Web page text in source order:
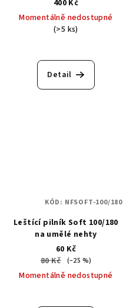
gellaku s dávkovačem
400 Kč
Momentálně nedostupné
(>5 ks)
hodnocení
produktu
Detail
Leštící pilník Soft 100/180
na umělé nehty
60 Kč
80 Kč
(–25 %)
Momentálně nedostupné
KÓD: NFSOFT-100/180